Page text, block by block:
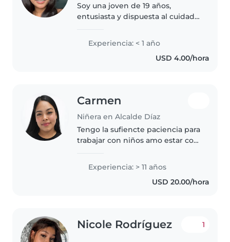
Soy una joven de 19 años,
entusiasta y dispuesta al cuidado
basado en bebé y niño de
preescolar Tuve 1 año al cuidado
Soy estudiante en lic. en
Experiencia: < 1 año
USD 4.00/hora
Carmen
Niñera en Alcalde Díaz
Tengo la sufiencte paciencia para
trabajar con niños amo estar con
Experiencia: > 11 años
USD 20.00/hora
Nicole Rodríguez 1